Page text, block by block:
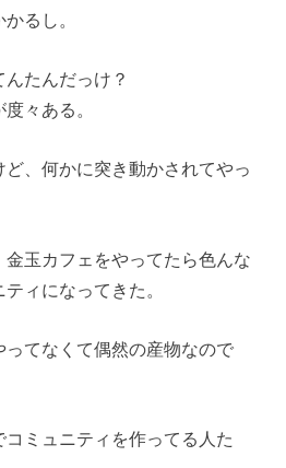
るし。
たんだっけ？
々ある。
、何かに突き動かされてやっ
玉カフェをやってたら色んな
ィになってきた。
てなくて偶然の産物なので
ミュニティを作ってる人た